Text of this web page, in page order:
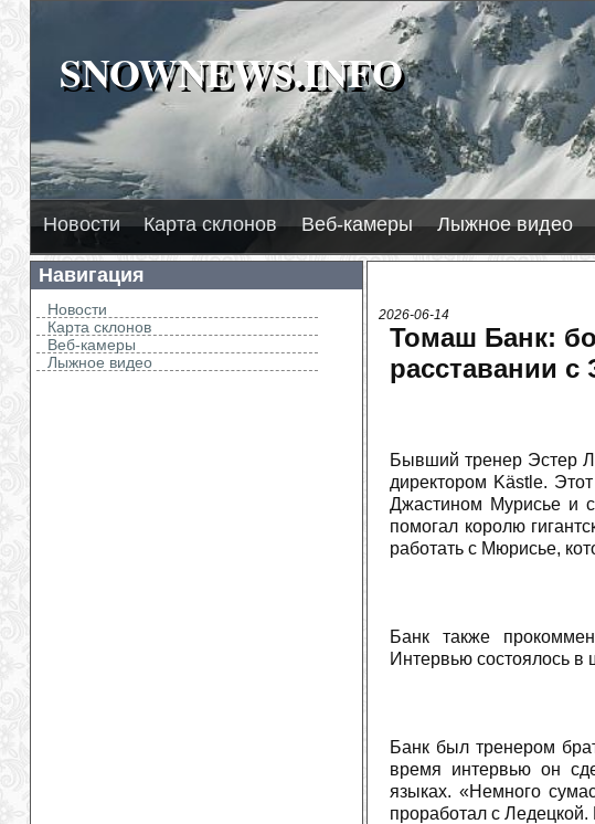
SNOWNEWS.INFO
SNOWNEWS.INFO
2026-08-08
Лас Леньяс
Новости Карта склонов Веб-камеры Лыжное видео
Навигация
Новости
Карта склонов
Веб-камеры
Лыжное видео
2026-06-14
Томаш Банк:
расставании с
Бывший тренер Эстер
директором Kästle.
Джастином Мурисье и
помогал королю
работать с Мюрисье,
Банк также
Интервью состоялось в
Банк был тренером
время интервью он
языках. «Немного
проработал с